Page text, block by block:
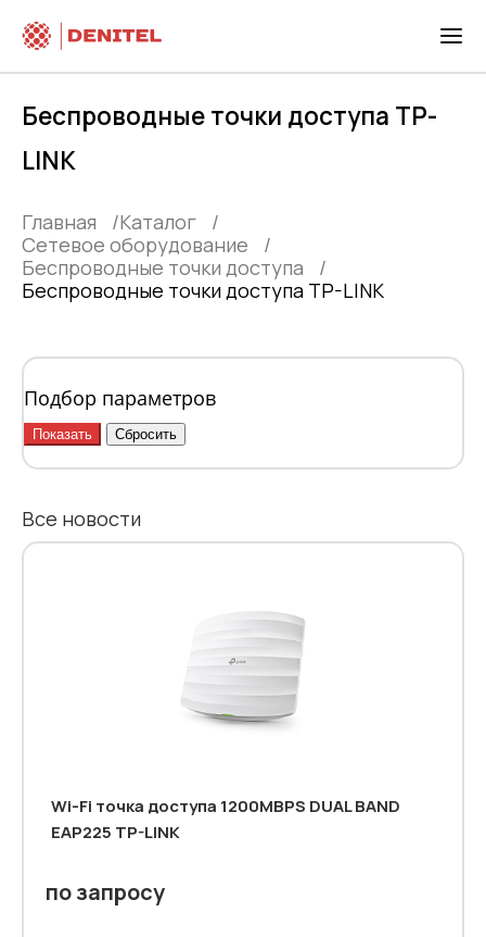
Беспроводные точки доступа TP-
LINK
Главная
Каталог
Сетевое оборудование
Беспроводные точки доступа
Беспроводные точки доступа TP-LINK
Подбор параметров
Все новости
Wi-Fi точка доступа 1200MBPS DUAL BAND
EAP225 TP-LINK
по запросу